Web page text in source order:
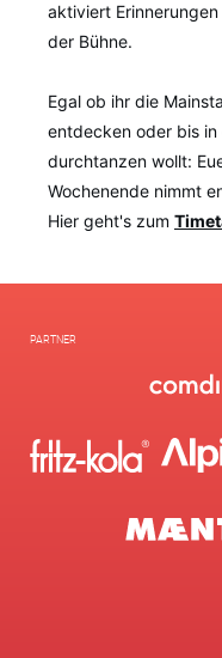
aktiviert
der Bühne.
Egal ob ihr die
entdecken oder bis
durchtanzen wollt:
Wochenende nimmt
Hier geht's zum
PARTNER